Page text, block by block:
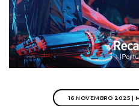
16 NOVEMBRO 2025 |